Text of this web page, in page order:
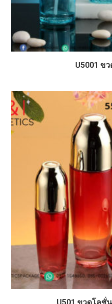
U5001 ข